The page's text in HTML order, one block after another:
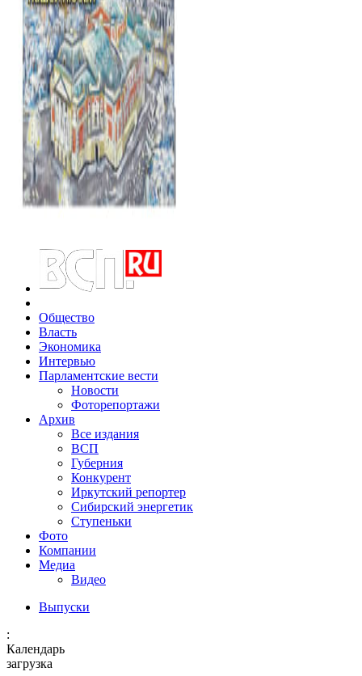
Общество
Власть
Экономика
Интервью
Парламентские вести
Новости
Фоторепортажи
Архив
Все издания
ВСП
Губерния
Конкурент
Иркутский репортер
Сибирский энергетик
Ступеньки
Фото
Компании
Медиа
Видео
Выпуски
:
Календарь
загрузка